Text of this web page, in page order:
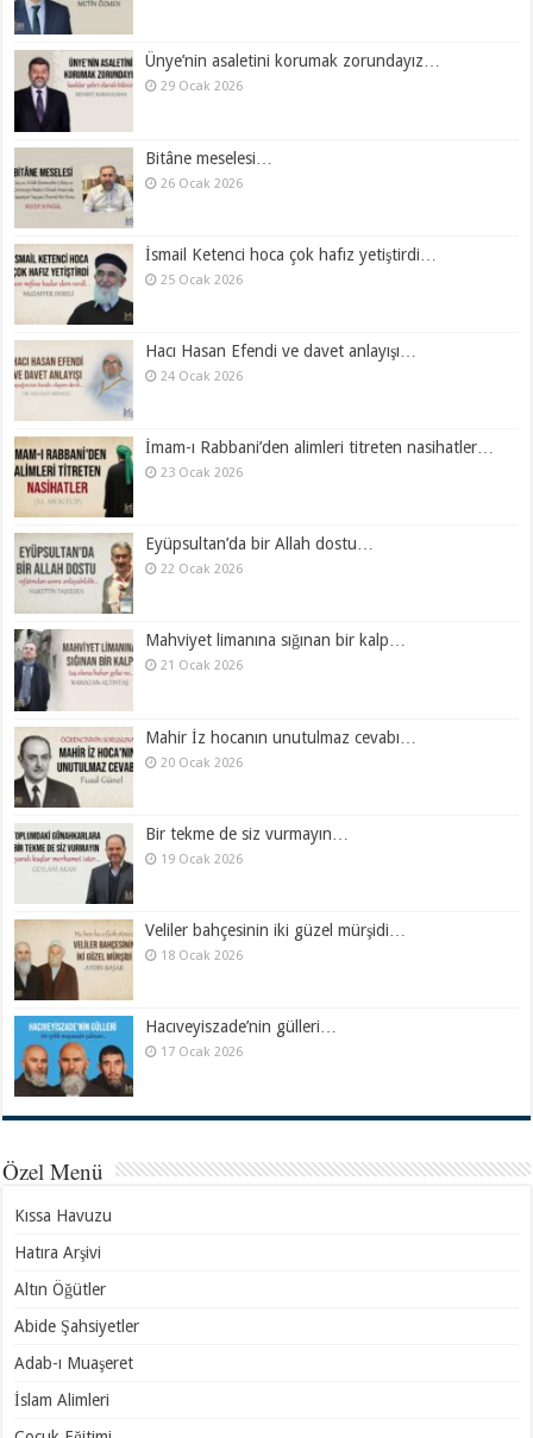
Ünye’nin asaletini korumak zorundayız…
29 Ocak 2026
Bitâne meselesi…
26 Ocak 2026
İsmail Ketenci hoca çok hafız yetiştirdi…
25 Ocak 2026
Hacı Hasan Efendi ve davet anlayışı…
24 Ocak 2026
İmam-ı Rabbani’den alimleri titreten nasihatler…
23 Ocak 2026
Eyüpsultan’da bir Allah dostu…
22 Ocak 2026
Mahviyet limanına sığınan bir kalp…
21 Ocak 2026
Mahir İz hocanın unutulmaz cevabı…
20 Ocak 2026
Bir tekme de siz vurmayın…
19 Ocak 2026
Veliler bahçesinin iki güzel mürşidi…
18 Ocak 2026
Hacıveyiszade’nin gülleri…
17 Ocak 2026
Özel Menü
Kıssa Havuzu
Hatıra Arşivi
Altın Öğütler
Abide Şahsiyetler
Adab-ı Muaşeret
İslam Alimleri